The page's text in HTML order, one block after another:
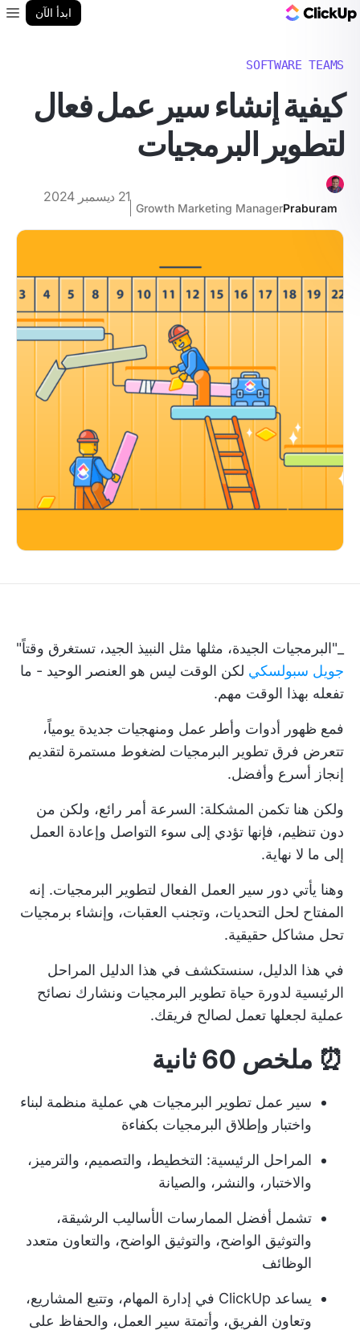
ابدأ الآن
SOFTWARE TEAMS
كيفية إنشاء سير عمل فعال
لتطوير البرمجيات
Praburam
Growth Marketing Manager
21 ديسمبر 2024
_"البرمجيات الجيدة، مثلها مثل النبيذ الجيد، تستغرق وقتاً"
جويل سبولسكي لكن الوقت ليس هو العنصر الوحيد - ما
تفعله بهذا الوقت مهم.
فمع ظهور أدوات وأطر عمل ومنهجيات جديدة يومياً،
تتعرض فرق تطوير البرمجيات لضغوط مستمرة لتقديم
إنجاز أسرع وأفضل.
ولكن هنا تكمن المشكلة: السرعة أمر رائع، ولكن من
دون تنظيم، فإنها تؤدي إلى سوء التواصل وإعادة العمل
إلى ما لا نهاية.
وهنا يأتي دور سير العمل الفعال لتطوير البرمجيات. إنه
المفتاح لحل التحديات، وتجنب العقبات، وإنشاء برمجيات
تحل مشاكل حقيقية.
في هذا الدليل، سنستكشف في هذا الدليل المراحل
الرئيسية لدورة حياة تطوير البرمجيات ونشارك نصائح
عملية لجعلها تعمل لصالح فريقك.
⏰ ملخص 60 ثانية
سير عمل تطوير البرمجيات هي عملية منظمة لبناء
واختبار وإطلاق البرمجيات بكفاءة
المراحل الرئيسية: التخطيط، والتصميم، والترميز،
والاختبار، والنشر، والصيانة
تشمل أفضل الممارسات الأساليب الرشيقة،
والتوثيق الواضح، والتوثيق الواضح، والتعاون متعدد
الوظائف
يساعد ClickUp في إدارة المهام، وتتبع المشاريع،
وتعاون الفريق، وأتمتة سير العمل، والحفاظ على